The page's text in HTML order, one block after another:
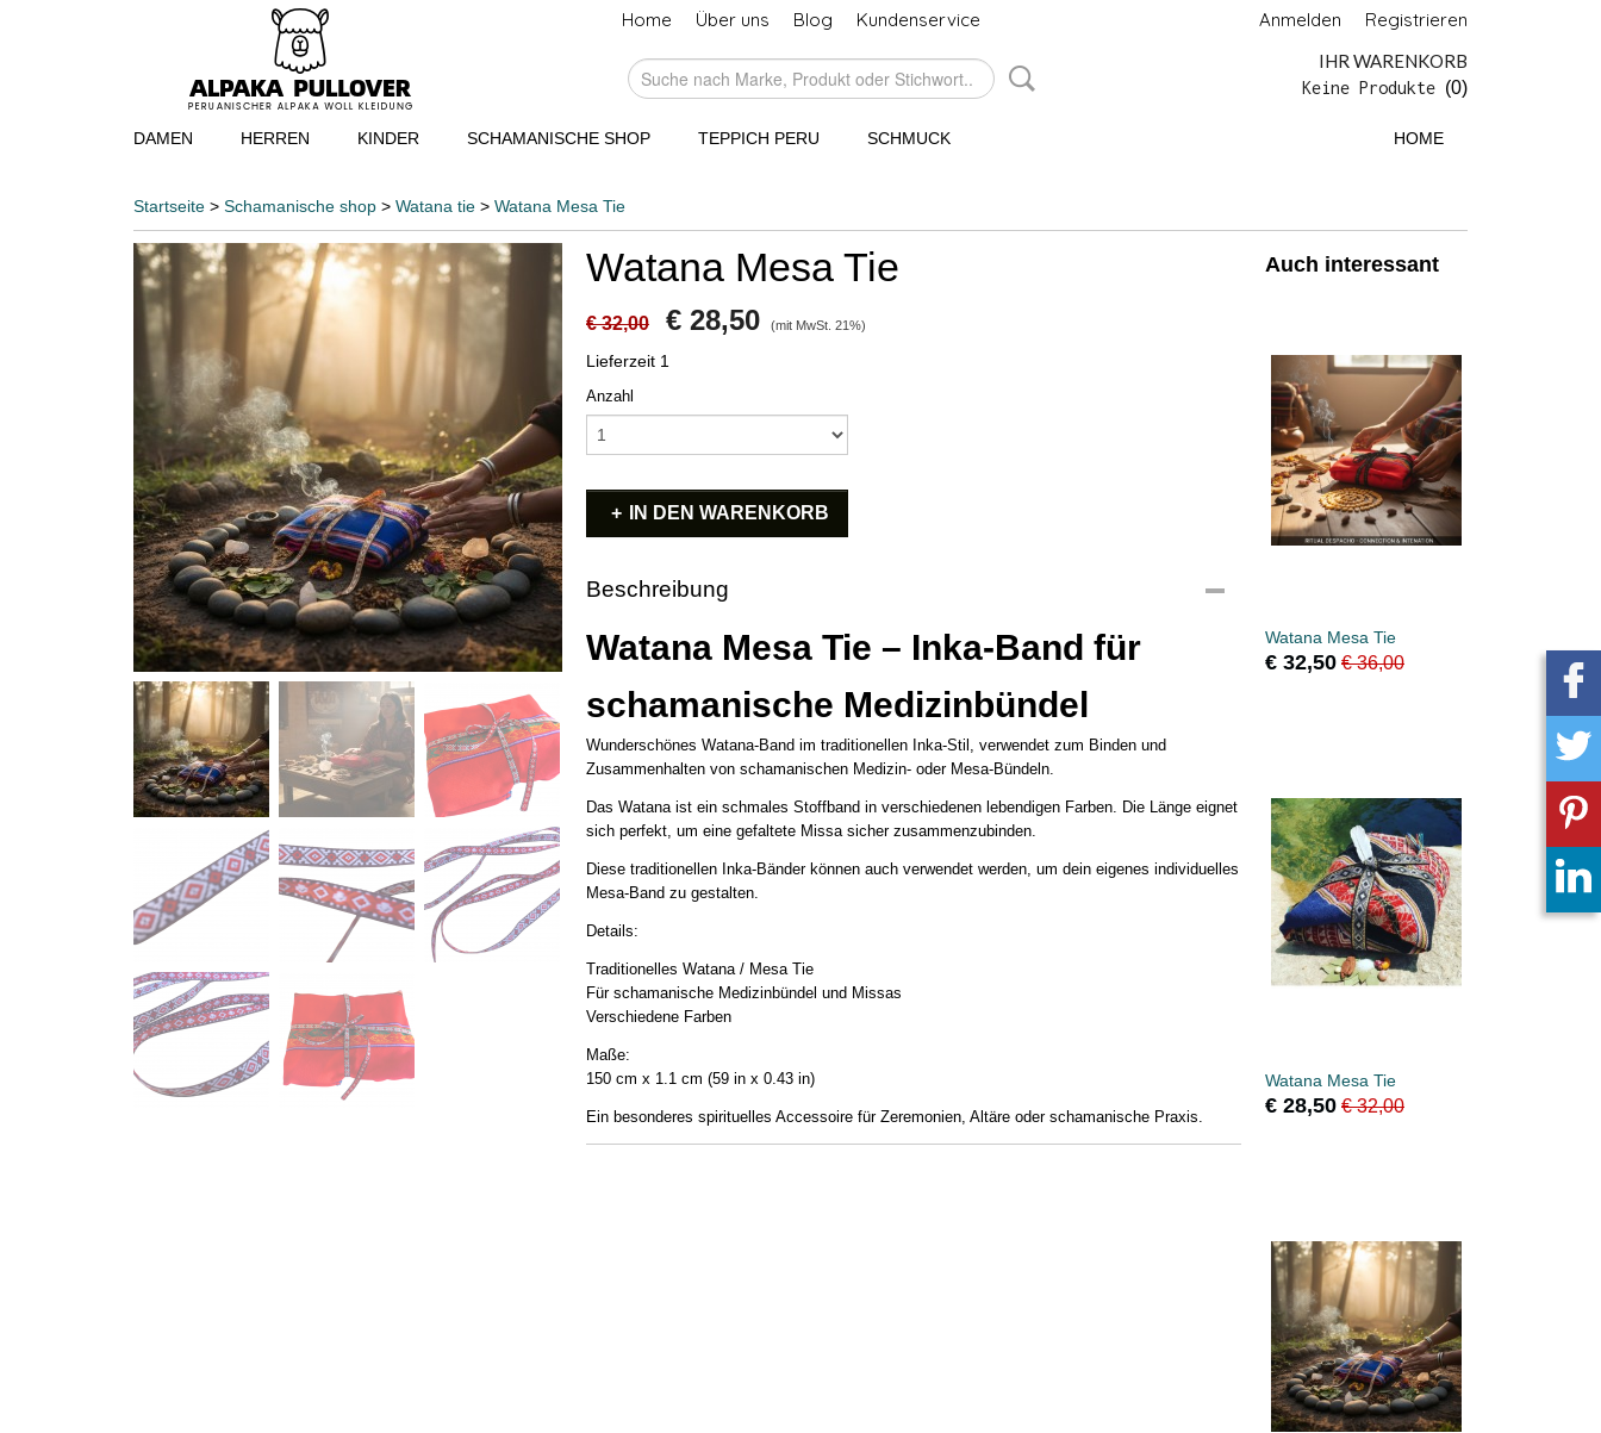
Home Über uns Blog Kundenservice Anmelden Registrieren
IHR WARENKORB
Keine Produkte (0)
HOME
DAMEN HERREN KINDER SCHAMANISCHE SHOP TEPPICH PERU SCHMUCK
Startseite > Schamanische shop > Watana tie > Watana Mesa Tie
Watana Mesa Tie
€ 32,00 € 28,50 (mit MwSt. 21%)
Lieferzeit 1
Anzahl
IN DEN WARENKORB
Beschreibung
Watana Mesa Tie – Inka-Band für
schamanische Medizinbündel
Wunderschönes Watana-Band im traditionellen Inka-Stil, verwendet zum Binden und
Zusammenhalten von schamanischen Medizin- oder Mesa-Bündeln.
Das Watana ist ein schmales Stoffband in verschiedenen lebendigen Farben. Die Länge eignet
sich perfekt, um eine gefaltete Missa sicher zusammenzubinden.
Diese traditionellen Inka-Bänder können auch verwendet werden, um dein eigenes individuelles
Mesa-Band zu gestalten.
Details:
Traditionelles Watana / Mesa Tie
Für schamanische Medizinbündel und Missas
Verschiedene Farben
Maße:
150 cm x 1.1 cm (59 in x 0.43 in)
Ein besonderes spirituelles Accessoire für Zeremonien, Altäre oder schamanische Praxis.
Auch interessant
Watana Mesa Tie
€ 32,50 € 36,00
Watana Mesa Tie
€ 28,50 € 32,00